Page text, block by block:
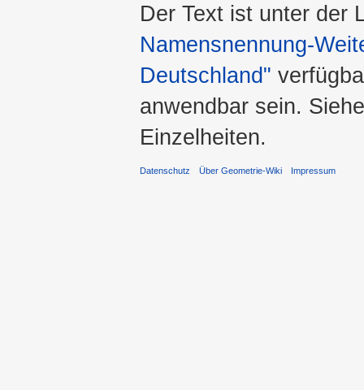
Der Text ist unter der
Namensnennung-
Deutschland"
anwendbar sein.
Einzelheiten.
Datenschutz Über Geometrie-Wiki Impressum